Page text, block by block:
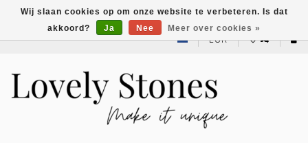
EUR
Wij slaan cookies op om onze website te verbeteren. Is dat
akkoord?
Ja Nee Meer over cookies »